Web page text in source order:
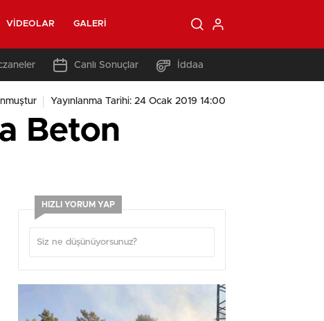
VIDEOLAR GALERI
Canlı Sonuçlar İddaa
Yayınlanma Tarihi: 24 Ocak 2019 14:00
Beton
HIZLI YORUM YAP